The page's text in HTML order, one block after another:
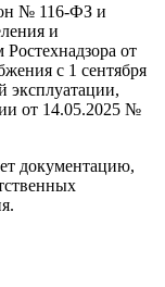
№ 116-ФЗ и
и
от
с 1 сентября
эксплуатации,
от 14.05.2025 №
документацию,